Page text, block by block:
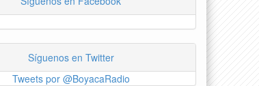
Síguenos en Twitter
Tweets por @BoyacaRadio